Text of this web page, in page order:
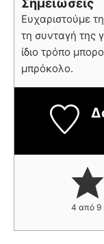
Σημειώσεις
Ευχαριστούμε
τη συνταγή της
ίδιο τρόπο
μπρόκολο.
4 από 9